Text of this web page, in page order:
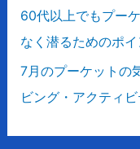
60代以上でもプー
なく潜るためのポイ
7月のプーケットの
ビング・アクティビ